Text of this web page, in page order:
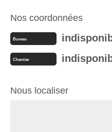
Nos coordonnées
Bureau
Chantier
Nous localiser